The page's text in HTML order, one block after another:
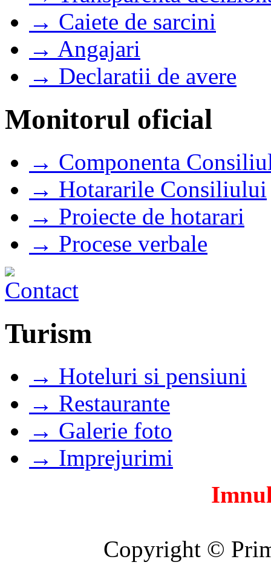
→ Caiete de sarcini
→ Angajari
→ Declaratii de avere
Monitorul oficial
→ Componenta
→ Hotararile Consiliului
→ Proiecte de hotarari
→ Procese verbale
Turism
→ Hoteluri si pensiuni
→ Restaurante
→ Galerie foto
→ Imprejurimi
Copyright ©